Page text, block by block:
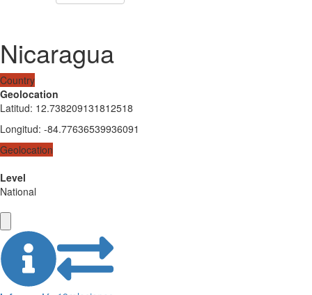
Nicaragua
Country
Geolocation
Latitud: 12.738209131812518
Longitud: -84.77636539936091
Geolocation
Level
National